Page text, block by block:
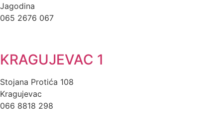
Jagodina
065 2676 067
KRAGUJEVAC 1
Stojana Protića 108
Kragujevac
066 8818 298